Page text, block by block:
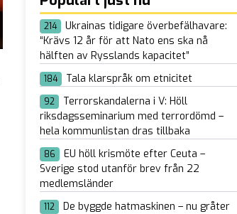
214
Ukrainas tidigare överbefälhavare:
“Krävs 12 år för att Nato ens ska nå
hälften av Rysslands kapacitet”
184 Tala klarspråk om etnicitet
92
Terrorskandalerna i V: Höll
riksdagsseminarium med terrordömd –
hela kommunlistan dras tillbaka
86
EU höll krismöte efter Ceuta –
Sverige stod utanför brev från 22
medlemsländer
112
De byggde hatmaskinen – nu gråter